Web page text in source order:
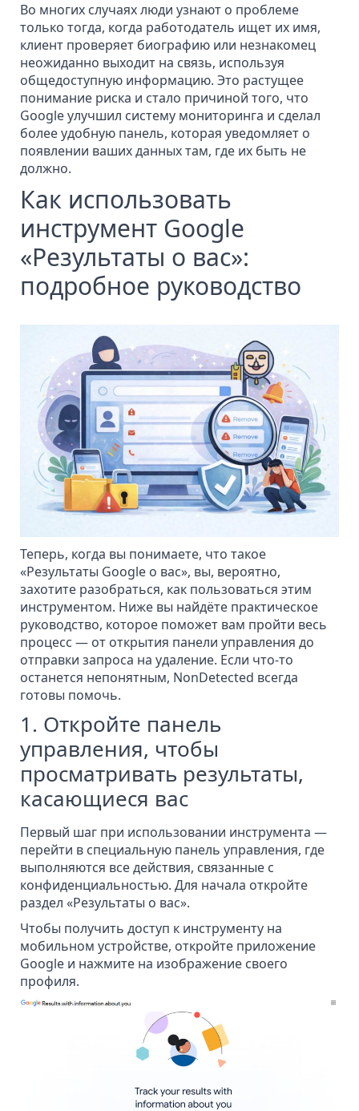
Во многих случаях люди узнают о проблеме
только тогда, когда работодатель ищет их имя,
клиент проверяет биографию или незнакомец
неожиданно выходит на связь, используя
общедоступную информацию. Это растущее
понимание риска и стало причиной того, что
Google улучшил систему мониторинга и сделал
более удобную панель, которая уведомляет о
появлении ваших данных там, где их быть не
должно.
Как использовать
инструмент Google
«Результаты о вас»:
подробное руководство
Теперь, когда вы понимаете, что такое
«Результаты Google о вас», вы, вероятно,
захотите разобраться, как пользоваться этим
инструментом. Ниже вы найдёте практическое
руководство, которое поможет вам пройти весь
процесс — от открытия панели управления до
отправки запроса на удаление. Если что-то
останется непонятным, NonDetected всегда
готовы помочь.
1. Откройте панель
управления, чтобы
просматривать результаты,
касающиеся вас
Первый шаг при использовании инструмента —
перейти в специальную панель управления, где
выполняются все действия, связанные с
конфиденциальностью. Для начала откройте
раздел «Результаты о вас».
Чтобы получить доступ к инструменту на
мобильном устройстве, откройте приложение
Google и нажмите на изображение своего
профиля.